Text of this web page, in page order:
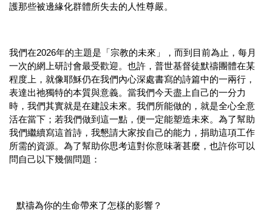
護那些被邊緣化群體所失去的人性尊嚴。
我們在2026年的主題是「宗教的未來」，而到目前為止，每月
一次的網上研討會最受歡迎。也許，普世基督徒默禱團體在某
程度上，就像耶穌仍在我們內心深處書寫的詩篇中的一兩行，
表達出祂獨特的本質與意義。當我們今天盡上自己的一分力
時，我們其實就是在建設未來。我們所能做的，就是全心全意
活在當下；若我們做到這一點，便一定能塑造未來。為了幫助
我們繼續寫這首詩，我懇請大家按自己的能力，捐助這項工作
所需的資源。為了幫助你思考這對你意味著甚麼，也許你可以
問自己以下幾個問題：
默禱為你的生命帶來了怎樣的影響？